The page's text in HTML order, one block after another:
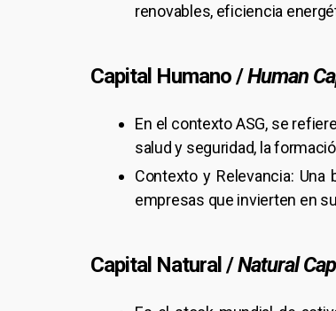
renovables, eficiencia
Capital Humano /Human
En el contexto ASG, se
salud y seguridad, la
Contexto y Relevancia:
empresas que invierten en
Capital Natural /Natural